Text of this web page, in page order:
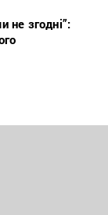
не згодні”: